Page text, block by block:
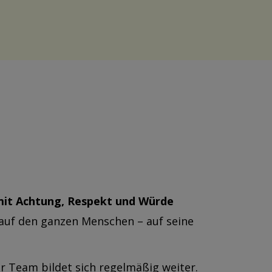
Achtung, Respekt und Würde
den ganzen Menschen – auf seine
Team bildet sich regelmäßig weiter.